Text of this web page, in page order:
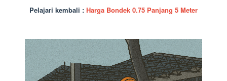
Pelajari kembali : Harga Bondek 0.75 Panjang 5 Meter